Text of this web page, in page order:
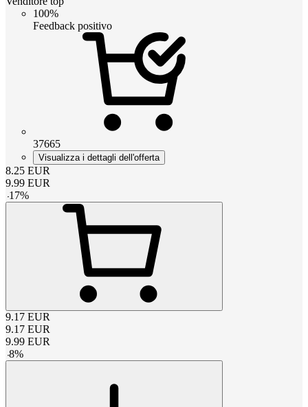
100%
Feedback positivo
37665
Visualizza i dettagli dell'offerta
8.25 EUR
9.99 EUR
-17%
9.17 EUR
9.17 EUR
9.99 EUR
-8%